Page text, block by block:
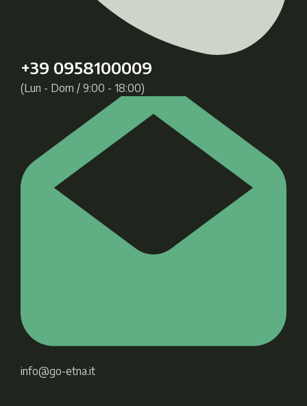
+39 0958100009
(Lun - Dom / 9:00 - 18:00)
info@go-etna.it